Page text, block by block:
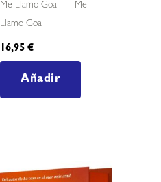
Me Llamo Goa 1 – Me
Llamo Goa
16,95€
Añadir